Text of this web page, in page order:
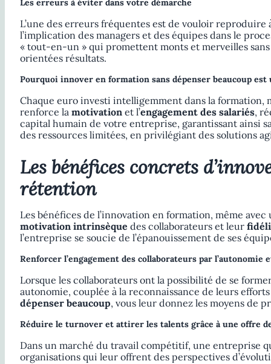
Les erreurs à éviter dans votre démarche
L’une des erreurs fréquentes est de vouloir
l’implication des managers et des équipes dans le
« tout-en-un » qui promettent monts et merveilles
orientées résultats.
Pourquoi innover en formation sans dépenser beaucoup
Chaque euro investi intelligemment dans la
renforce la motivation et l’engagement des salariés,
capital humain de votre entreprise, garantissant ainsi
des ressources limitées, en privilégiant des solutions
Les bénéfices concrets
rétention
Les bénéfices de l’innovation en formation, même
motivation intrinsèque des collaborateurs et leur
l’entreprise se soucie de l’épanouissement de ses
Renforcer l’engagement des collaborateurs par l’autonomie
Lorsque les collaborateurs ont la possibilité de se
autonomie, couplée à la reconnaissance de leurs
dépenser beaucoup, vous leur donnez les moyens de
Réduire le turnover et attirer les talents grâce à une offre
Dans un marché du travail compétitif, une entreprise
organisations qui leur offrent des perspectives